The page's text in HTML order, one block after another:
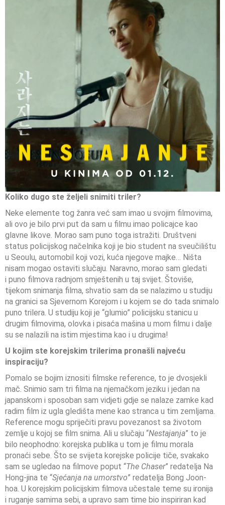
Koliko dugo ste željeli snimiti triler?
Neke elemente tog žanra već sam imao u svojim filmovima,
ali ovo je bilo prvi put da sam u filmu imao policajce kao
glavne likove. Morao sam puno toga istražiti. Društveni
status policijskog načelnika koji je bio student na sveučilištu
u Seoulu, automobil koji vozi, kuća njegove majke… Ništa
nisam mogao ostaviti slučaju. Naravno, morao sam gledati
i puno filmova radnjom smještenih u taj svijet. Štoviše,
tijekom snimanja filma, shvatio sam da se nalazimo u studiju
na granici sa Sjevernom Korejom i u kojem se do tada snimalo
puno trilera. U studiju koji je “glumio” policijsku stanicu u
drugim filmovima, olovka i pisaća mašina u mom filmu i dalje
su se nalazili na istim mjestima kao i u drugima!
U kojim ste korejskim trilerima pronašli najveću
inspiraciju?
Pomalo se bojim iznositi filmske reference, to je dvosjekli
mač. Snimio sam tri filma na njemačkom jeziku i jedan na
japanskom i sposoban sam vidjeti gdje se nalaze zamke kad
radim film iz ugla gledišta mene kao stranca u tim zemljama.
Reference mogu spriječiti pravu povezanost sa životom
zemlje u kojoj se film snima. Ali u slučaju “Nestajanja” to je
bilo neophodno: korejska publika u tom je filmu morala
pronaći sebe. Što se svijeta korejske policije tiče, svakako
sam se ugledao na filmove poput “The Chaser” redatelja Na
Hong-jina te “Sjećanja na umorstvo” redatelja Bong Joon-
hoa. U korejskim policijskim filmova učestale teme su ironija
i ruganje samima sebi, a upravo sam time bio inspiriran kad